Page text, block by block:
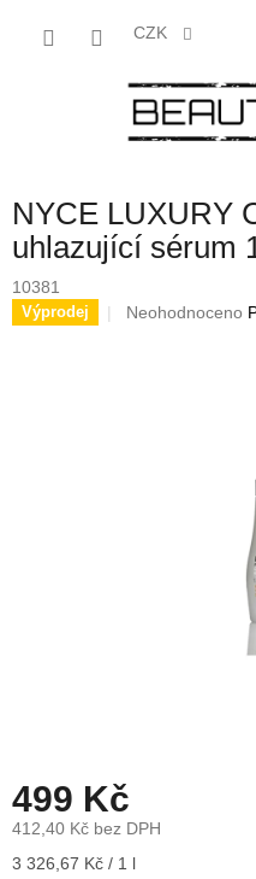
CZK
NYCE LUXURY
uhlazující sérum
10381
Výprodej
Průměrné
Neohodnoceno
499 Kč
412,40 Kč bez DPH
Měrná
3 326,67 Kč / 1 l